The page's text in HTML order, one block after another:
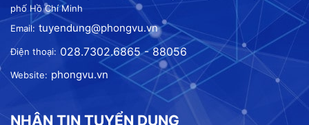
phố Hồ Chí Minh
Email: tuyendung@phongvu.vn
Điện thoại: 028.7302.6865 - 88056
Website: phongvu.vn
NHẬN TIN TUYỂN DỤNG